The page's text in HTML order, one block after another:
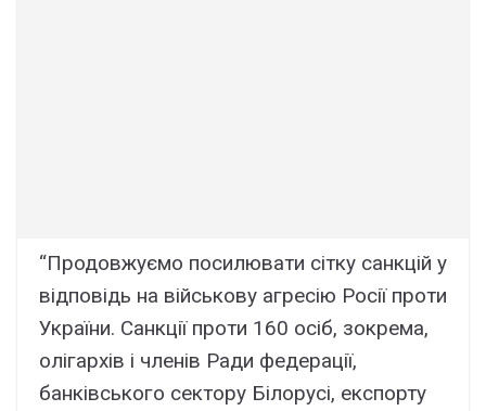
“Продовжуємо посилювати сітку санкцій у
відповідь на військову агресію Росії проти
України. Санкції проти 160 осіб, зокрема,
олігархів і членів Ради федерації,
банківського сектору Білорусі, експорту